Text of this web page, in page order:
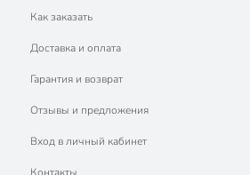
Как заказать
Доставка и оплата
Гарантия и возврат
Отзывы и предложения
Вход в личный кабинет